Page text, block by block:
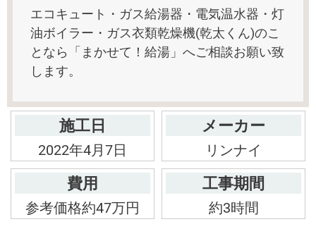
エコキュート・ガス給湯器・電気温水器・灯
油ボイラー・ガス衣類乾燥機(乾太くん)のこ
となら「まかせて！給湯」へご相談お願い致
します。
施工日
2022年4月7日
メーカー
リンナイ
費用
参考価格約47万円
工事期間
約3時間